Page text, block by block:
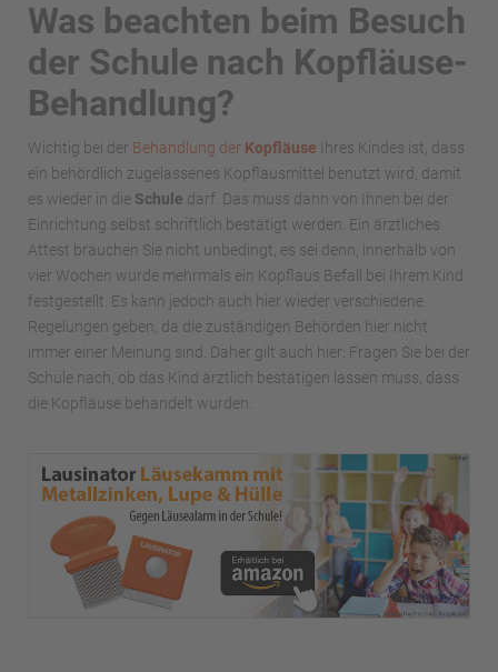
Was beachten beim Besuch
der Schule nach Kopfläuse-
Behandlung?
Wichtig bei der Behandlung der Kopfläuse Ihres Kindes ist, dass
ein behördlich zugelassenes Kopflausmittel benutzt wird, damit
es wieder in die Schule darf. Das muss dann von Ihnen bei der
Einrichtung selbst schriftlich bestätigt werden. Ein ärztliches
Attest brauchen Sie nicht unbedingt, es sei denn, innerhalb von
vier Wochen wurde mehrmals ein Kopflaus Befall bei Ihrem Kind
festgestellt. Es kann jedoch auch hier wieder verschiedene
Regelungen geben, da die zuständigen Behörden hier nicht
immer einer Meinung sind. Daher gilt auch hier: Fragen Sie bei der
Schule nach, ob das Kind ärztlich bestätigen lassen muss, dass
die Kopfläuse behandelt wurden.